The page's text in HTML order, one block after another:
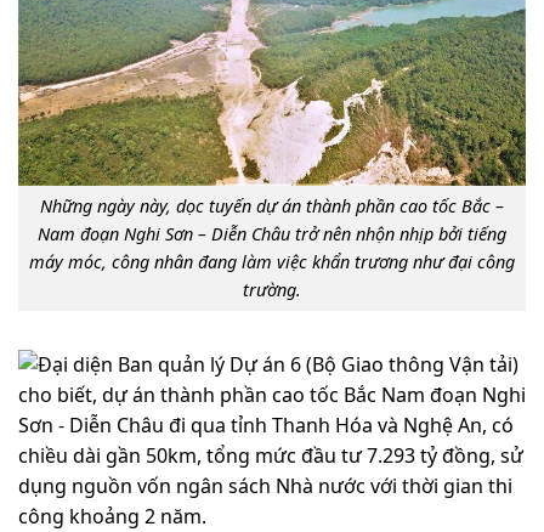
Những ngày này, dọc tuyến dự án thành phần cao tốc Bắc –
Nam đoạn Nghi Sơn – Diễn Châu trở nên nhộn nhịp bởi tiếng
máy móc, công nhân đang làm việc khẩn trương như đại công
trường.